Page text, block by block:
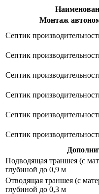
Монтаж
Септик
Септик
Септик
Септик
Септик
Септик
Подводящая траншея (с
глубиной до 0,9 м
Отводящая траншея (с
глубиной до 0,3 м